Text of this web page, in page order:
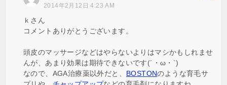
2014年2月12日 4:23 AM
ｋさん
コメントありがとうございます。
頭皮のマッサージなどはやらないよりはマシかもしれませ
んが、あまり効果は期待できないです(´・ω・`)
なので、AGA治療薬以外だと、 BOSTONのような育毛サ